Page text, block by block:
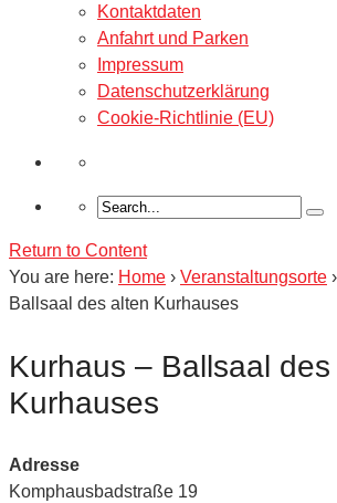
Kontaktdaten
Anfahrt und Parken
Impressum
Datenschutzerklärung
Cookie-Richtlinie (EU)
Return to Content
You are here: Home › Veranstaltungsorte ›
Ballsaal des alten Kurhauses
Kurhaus – Ballsaal
Kurhauses
Adresse
Komphausbadstraße 19